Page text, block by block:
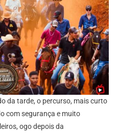
da tarde, o percurso, mais curto
com segurança e muito
ogo depois da